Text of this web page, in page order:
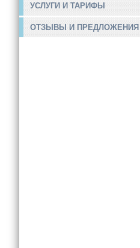
УСЛУГИ И ТАРИФЫ
ОТЗЫВЫ И ПРЕДЛОЖЕНИЯ